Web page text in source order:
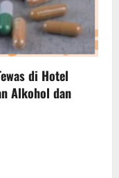
di Hotel
Alkohol dan